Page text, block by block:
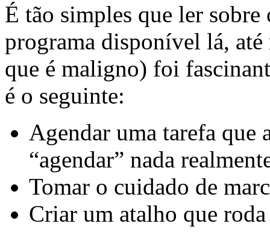
É tão simples que ler
programa disponível lá,
que é maligno) foi
é o seguinte:
Agendar uma tarefa que
“agendar” nada
Tomar o cuidado de
Criar um atalho que